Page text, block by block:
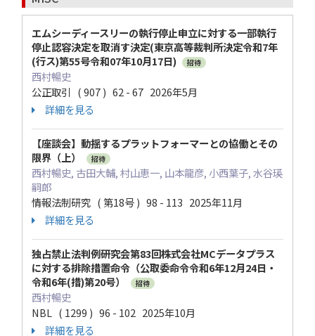
エムシーディースリーの執行停止申立に対する一部執行
停止認容決定を取消す決定(東京高等裁判所決定令和7年
(行ス)第55号令和07年10月17日)
招待
西村暢史
公正取引 ( 907 ) 62 - 67 2026年5月
詳細を見る
【座談会】動揺するプラットフォーマーとの協働とその
限界（上）
招待
西村暢史, 古田大輔, 村山恵一, 山本龍彦, 小西葉子, 水谷瑛
嗣郎
情報法制研究 ( 第18号 ) 98 - 113 2025年11月
詳細を見る
独占禁止法判例研究会第83回株式会社MCデータプラス
に対する排除措置命令（公取委命令令和6年12月24日・
令和6年(措)第20号）
招待
西村暢史
NBL ( 1299 ) 96 - 102 2025年10月
詳細を見る